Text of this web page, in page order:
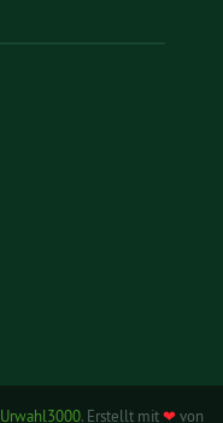
Urwahl3000. Erstellt mit❤ von